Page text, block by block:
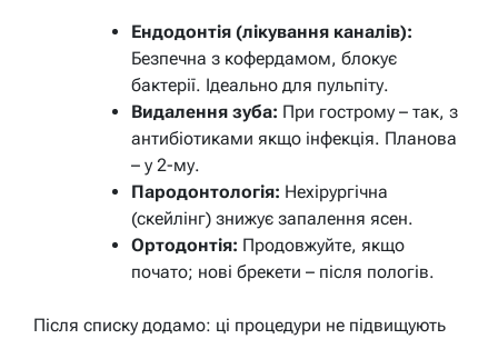
Ендодонтія (лікування каналів):
Безпечна з кофердамом, блокує
бактерії. Ідеально для пульпіту.
Видалення зуба: При гострому – так, з
антибіотиками якщо інфекція. Планова
– у 2-му.
Пародонтологія: Нехірургічна
(скейлінг) знижує запалення ясен.
Ортодонтія: Продовжуйте, якщо
почато; нові брекети – після пологів.
Після списку додамо: ці процедури не підвищують